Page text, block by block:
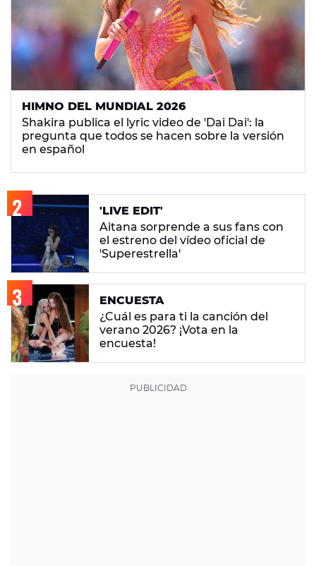
HIMNO DEL MUNDIAL 2026
Shakira publica el lyric video de 'Dai Dai': la
pregunta que todos se hacen sobre la versión
en español
'LIVE EDIT'
Aitana sorprende a sus fans con
el estreno del vídeo oficial de
'Superestrella'
ENCUESTA
¿Cuál es para ti la canción del
verano 2026? ¡Vota en la
encuesta!